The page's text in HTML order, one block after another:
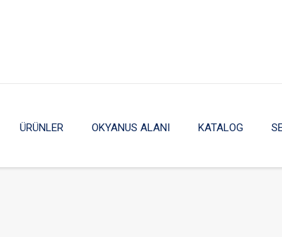
ÜRÜNLER OKYANUS ALANI KATALOG